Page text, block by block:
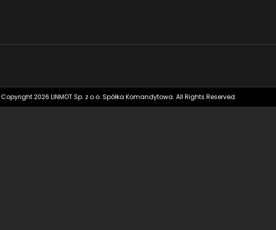
2026 LINMOT Sp. z o.o. Spółka Komandytowa. All Rights Reserved.